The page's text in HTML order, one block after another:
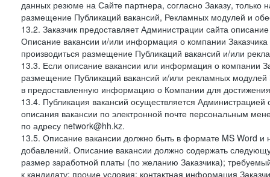
данных резюме на Сайте партнера, согласно Заказу, только
размещение Публикаций вакансий, Рекламных модулей и
13.2. Заказчик предоставляет Администрации сайта
Описание вакансии и/или информация о компании Заказчика
производиться размещение Публикаций вакансий и/или
13.3. Если описание вакансии или информация о компании
размещение Публикаций вакансий и/или рекламных модулей
в предоставленную информацию о Компании для достижения
13.4. Публикация вакансий осуществляется
описания вакансии по электронной почте персональным
по адресу network@hh.kz.
13.5. Описание вакансии должно быть в формате MS Word и
добавлений. Описание вакансии должно содержать
размер заработной платы (по желанию Заказчика);
к кандидату; прочие условия; контактная информация